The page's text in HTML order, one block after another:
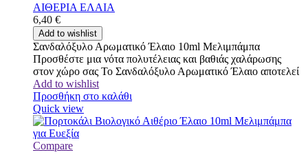
ΑΙΘΕΡΙΑ ΕΛΑΙΑ
6,40 €
Add to wishlist
Σανδαλόξυλο Αρωματικό Έλαιο 10ml Μελιμπάμπα
Προσθέστε μια νότα πολυτέλειας και βαθιάς χαλάρωσης
στον χώρο σας Το Σανδαλόξυλο Αρωματικό Έλαιο αποτελεί
Add to wishlist
Προσθήκη στο καλάθι
Quick view
Compare